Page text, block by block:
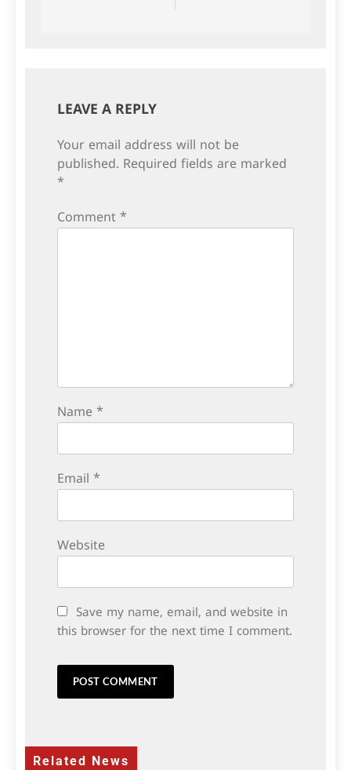
LEAVE A REPLY
Your email address will not be
published. Required fields are marked
*
Comment *
Name *
Email *
Website
Save my name, email, and website in
this browser for the next time I comment.
Related News